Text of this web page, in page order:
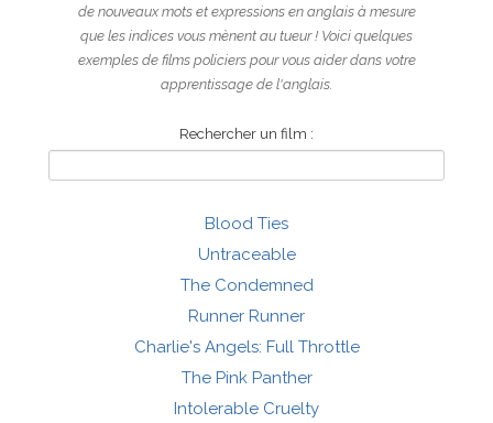
de nouveaux mots et expressions en anglais à mesure
que les indices vous mènent au tueur ! Voici quelques
exemples de films policiers pour vous aider dans votre
apprentissage de l'anglais.
Rechercher un film :
Blood Ties
Untraceable
The Condemned
Runner Runner
Charlie's Angels: Full Throttle
The Pink Panther
Intolerable Cruelty